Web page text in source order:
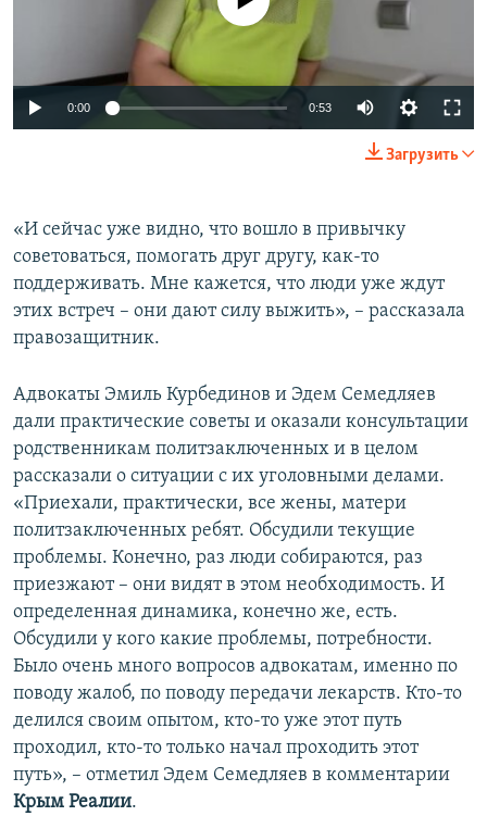
0:00 0:53
Загрузить
«И сейчас уже видно, что вошло в привычку
советоваться, помогать друг другу, как-то
поддерживать. Мне кажется, что люди уже ждут
этих встреч – они дают силу выжить», – рассказала
правозащитник.
Адвокаты Эмиль Курбединов и Эдем Семедляев
дали практические советы и оказали консультации
родственникам политзаключенных и в целом
рассказали о ситуации с их уголовными делами.
«Приехали, практически, все жены, матери
политзаключенных ребят. Обсудили текущие
проблемы. Конечно, раз люди собираются, раз
приезжают – они видят в этом необходимость. И
определенная динамика, конечно же, есть.
Обсудили у кого какие проблемы, потребности.
Было очень много вопросов адвокатам, именно по
поводу жалоб, по поводу передачи лекарств. Кто-то
делился своим опытом, кто-то уже этот путь
проходил, кто-то только начал проходить этот
путь», – отметил Эдем Семедляев в комментарии
Крым Реалии.